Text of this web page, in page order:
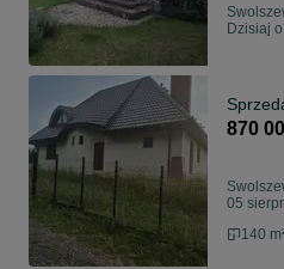
Dzisiaj
870
05
140